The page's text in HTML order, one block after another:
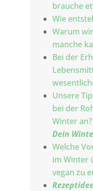
brauche
Wie
Warum
manche
Bei der
Unsere
bei der
Winter an?
Dein
Welche
im Winter
vegan zu